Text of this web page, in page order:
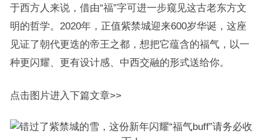
于西方人来说，借由“福”字可进一步窥见这古老东方文
明的哲学。2020年，正值紫禁城迎来600岁华诞，这座
见证了朝代更迭的帝王之都，想把它蕴含的福气，以一
种更闪耀、更有设计感、中西交融的形式送给你。
点击图片进入下篇文章>>